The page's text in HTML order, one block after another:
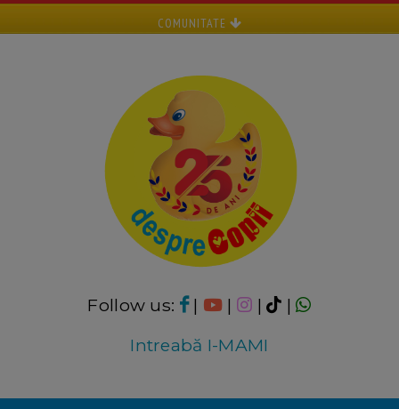
COMUNITATE
Follow us: | | |
|
Intreabă I-MAMI